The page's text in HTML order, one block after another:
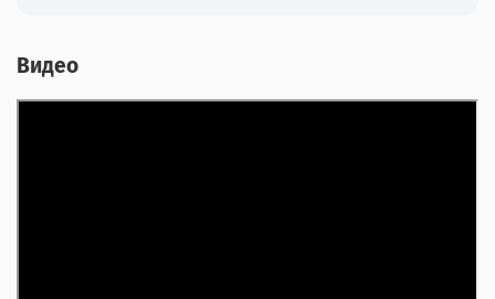
Видео